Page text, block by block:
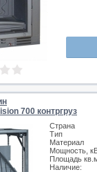
700 контргруз
Страна
Тип
Материал
Мощность,
Площадь
Наличие: